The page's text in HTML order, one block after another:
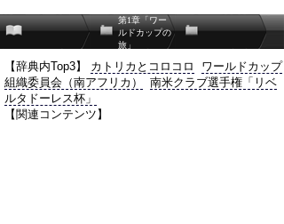
第1章「ワー
ルドカップの
旅」
【辞典内Top3】 カトリカとコロコロ
ワールドカップ
組織委員会（南アフリカ）
南米クラブ選手権「リベ
ルタドーレス杯」
【関連コンテンツ】